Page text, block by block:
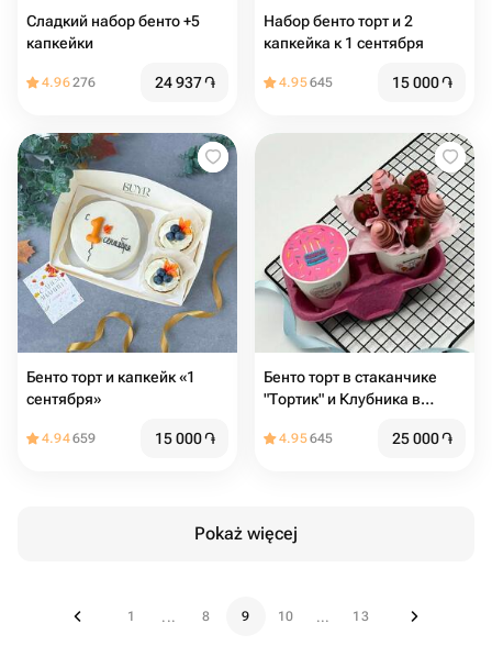
Сладкий набор бенто +5
капкейки
4.96276 24 937֏
Набор бенто торт и 2
капкейка к 1 сентября
4.95645 15 000֏
Бенто торт и капкейк «1
сентября»
4.94659 15 000֏
Бенто торт в стаканчике
"Тортик" и Клубника в
рождения
4.95645 25 000֏
Pokaż więcej
1 ... 8 9 10 ... 13